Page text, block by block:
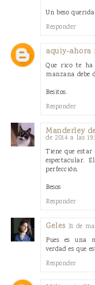
Un beso
Responder
aquiy-ahora
Que rico te ha
manzana debe
Besitos.
Responder
Manderley
de 2014 a las
Tiene que estar
espectacular.
perfección.
Besos
Responder
Geles 31 de
Pues es una
verdad es que
Responder